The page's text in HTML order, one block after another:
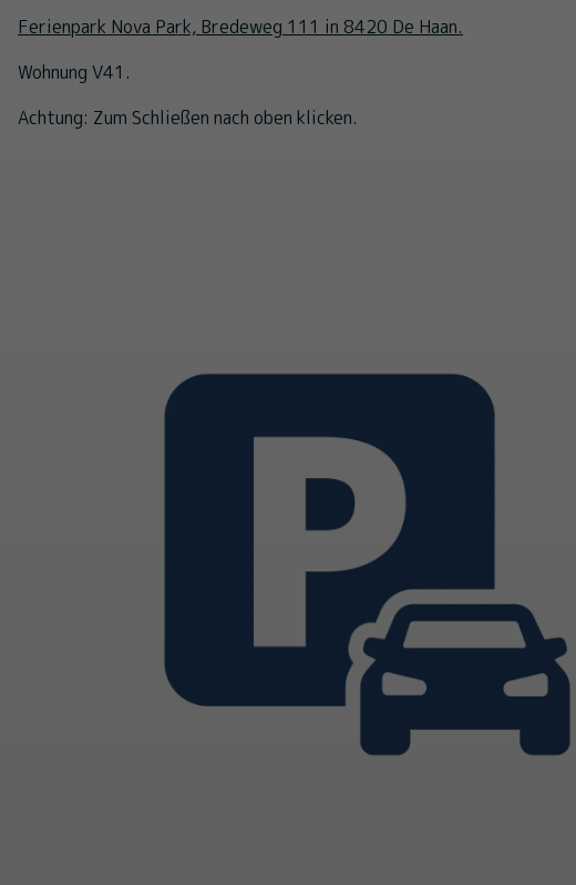
Ferienpark Nova Park, Bredeweg 111 in 8420 De Haan.
Wohnung V41.
Achtung: Zum Schließen nach oben klicken.